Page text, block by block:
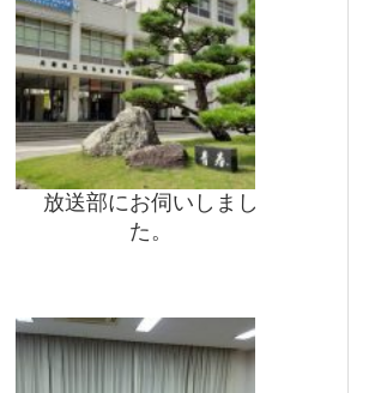
放送部にお伺いしまし
た。